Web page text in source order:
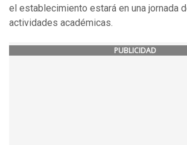
el establecimiento estará en una jornada
actividades académicas.
PUBLICIDAD